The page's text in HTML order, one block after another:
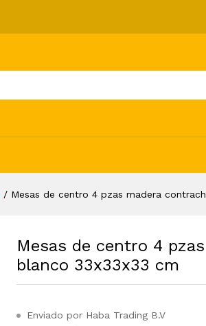
/ Mesas de centro 4 pzas madera
Mesas de centro 4
blanco 33x33x33 cm
Enviado por Haba Trading B.V